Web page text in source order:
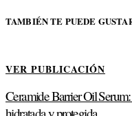
TAMBIÉN TE PUEDE
VER PUBLICACIÓN
Ceramide Barrier Oil